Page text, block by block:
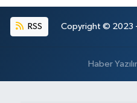
RSS Copyright © 2023 -
Haber